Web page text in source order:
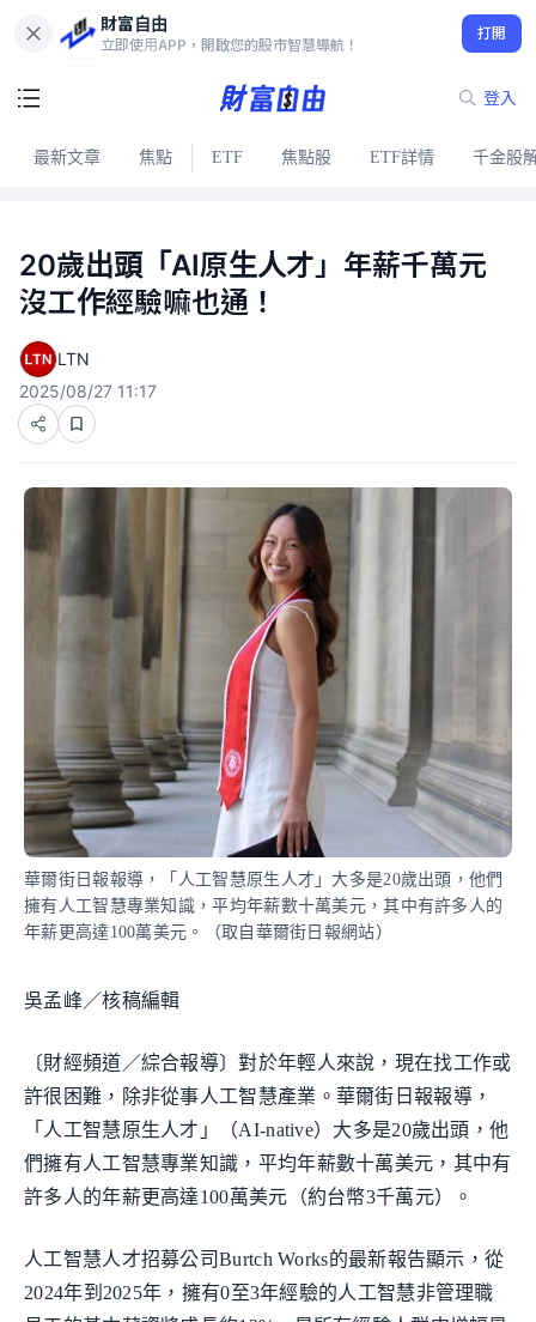
財富自由
立即使用APP，開啟您的股市智慧導航！
打開
登入
最新文章 焦點 ETF 焦點股 ETF詳情 千金股
20歲出頭「AI原生人才」年薪千萬元
沒工作經驗嘛也通！
LTN
2025/08/27 11:17
華爾街日報報導，「人工智慧原生人才」大多是20歲出頭，他們
擁有人工智慧專業知識，平均年薪數十萬美元，其中有許多人的
年薪更高達100萬美元。（取自華爾街日報網站）
吳孟峰／核稿編輯
〔財經頻道／綜合報導〕對於年輕人來說，現在找工作或
許很困難，除非從事人工智慧產業。華爾街日報報導，
「人工智慧原生人才」（AI-native）大多是20歲出頭，他
們擁有人工智慧專業知識，平均年薪數十萬美元，其中有
許多人的年薪更高達100萬美元（約台幣3千萬元）。
人工智慧人才招募公司Burtch Works的最新報告顯示，從
2024年到2025年，擁有0至3年經驗的人工智慧非管理職